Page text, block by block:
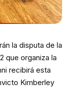
la disputa de la
que organiza la
recibirá esta
Kimberley